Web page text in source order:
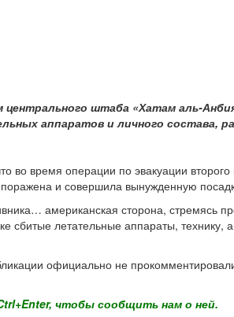
центрального штаба «Хатам аль-
аппаратов и личного состава,
во время операции по эвакуации
и совершила вынужденную
американская сторона,
сбитые летательные аппараты,
официально не
чтобы сообщить нам о ней.